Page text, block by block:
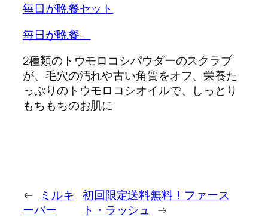
毎日が晩餐セット
毎日が晩餐。
2種類のトウモロコシパウダーのスクラブ
が、毛穴の汚れや古い角質をオフ、栄養た
っぷりのトウモロコシオイルで、しっとり
もちもちのお肌に
←
ミルキ
ーバー
初回限定送料無料！ファース
ト・ラッシュ →